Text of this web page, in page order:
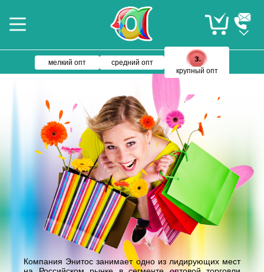
мелкий опт
средний опт
крупный опт
Компания Энитос занимает одно из лидирующих мест